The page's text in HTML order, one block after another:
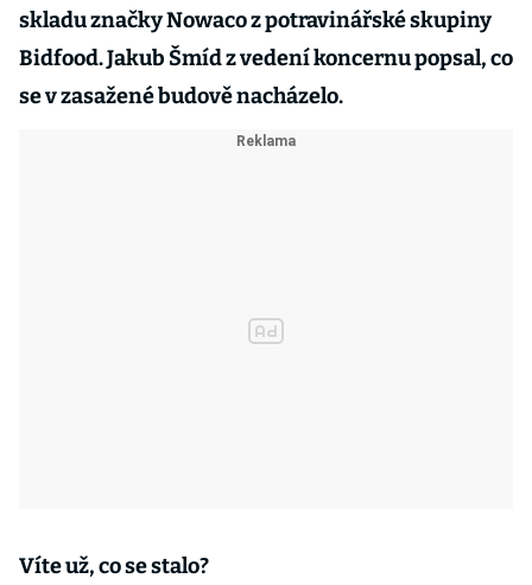
skladu značky Nowaco z potravinářské skupiny
Bidfood. Jakub Šmíd z vedení koncernu popsal, co
se v zasažené budově nacházelo.
Víte už, co se stalo?